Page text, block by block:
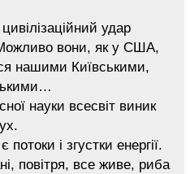
удар
Можливо вони, як у США,
нашими Київськими,
науки всесвіт виник
і згустки енергії.
повітря, все живе, риба